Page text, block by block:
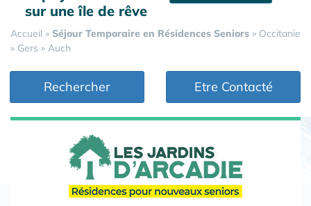
sur une île de rêve
Accueil » Séjour Temporaire en Résidences Seniors » Occitanie
» Gers » Auch
Rechercher Etre Contacté